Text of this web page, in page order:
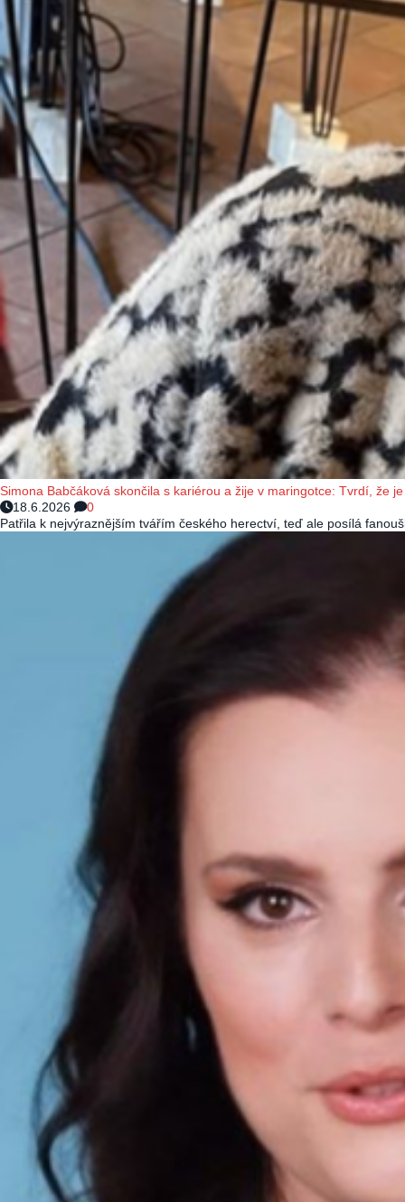
Simona Babčáková skončila s kariérou a žije v maringotce: Tvrdí, že
18.6.2026
0
Patřila k nejvýraznějším tvářím českého herectví, teď ale posílá